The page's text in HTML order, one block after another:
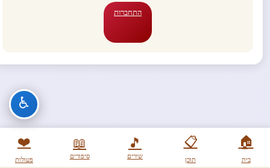
🏠
בית
📋
תוכן
🎵
שירים
📖
סיפורים
❤️
פעולות
התחברות
♿